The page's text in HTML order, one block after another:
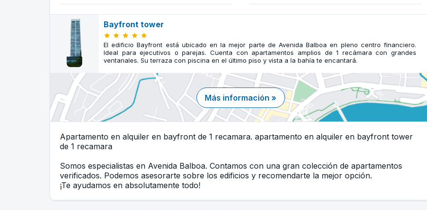
Bayfront tower
El edificio Bayfront está ubicado en la mejor parte de Avenida Balboa en pleno centro financiero.
Ideal para ejecutivos o parejas. Cuenta con apartamentos amplios de 1 recámara con grandes
ventanales. Su terraza con piscina en el último piso y vista a la bahía te encantará.
Más información »
Apartamento en alquiler en bayfront de 1 recamara. apartamento en alquiler en bayfront tower
de 1 recamara
Somos especialistas en Avenida Balboa. Contamos con una gran colección de apartamentos
verificados. Podemos asesorarte sobre los edificios y recomendarte la mejor opción.
¡Te ayudamos en absolutamente todo!